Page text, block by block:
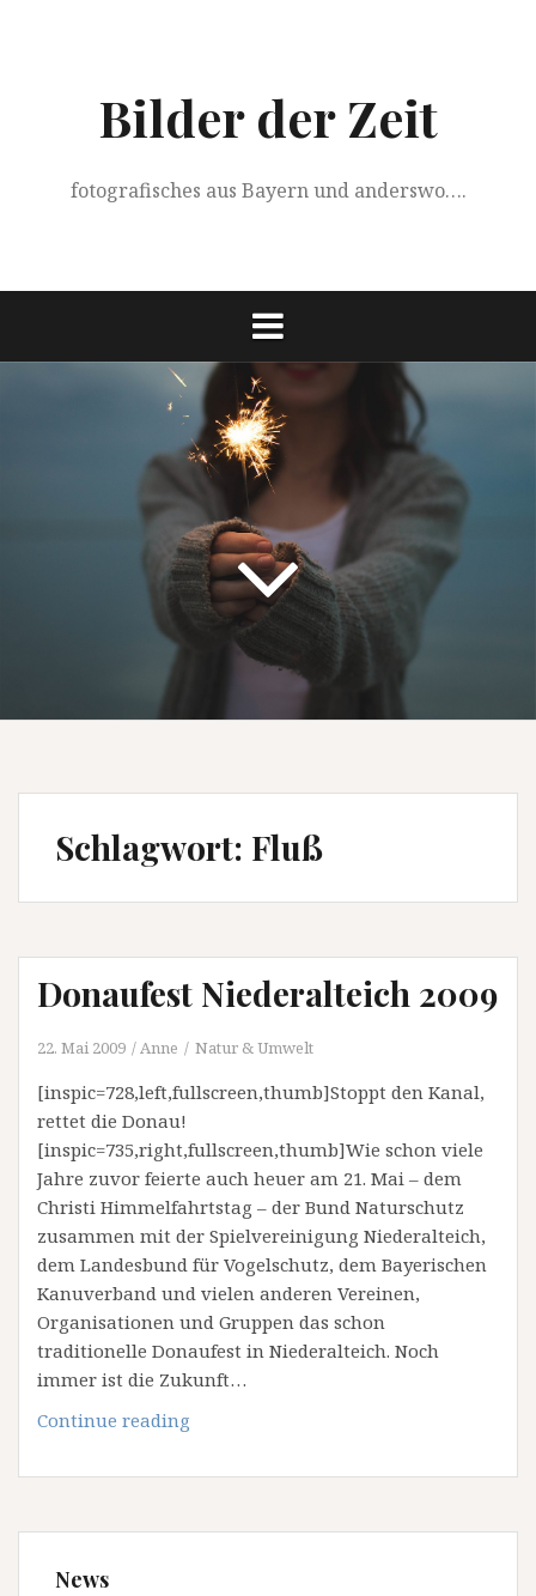
Bilder der Zeit
fotografisches aus Bayern und anderswo….
Schlagwort: Fluß
Donaufest Niederalteich 2009
22. Mai 2009 Anne Natur & Umwelt
[inspic=728,left,fullscreen,thumb]Stoppt den Kanal,
rettet die Donau!
[inspic=735,right,fullscreen,thumb]Wie schon viele
Jahre zuvor feierte auch heuer am 21. Mai – dem
Christi Himmelfahrtstag – der Bund Naturschutz
zusammen mit der Spielvereinigung Niederalteich,
dem Landesbund für Vogelschutz, dem Bayerischen
Kanuverband und vielen anderen Vereinen,
Organisationen und Gruppen das schon
traditionelle Donaufest in Niederalteich. Noch
immer ist die Zukunft…
Continue reading
2009
News